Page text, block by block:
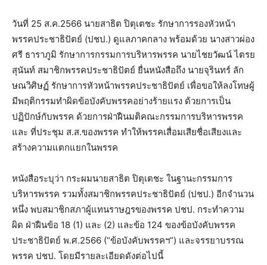
วันที่ 25 ส.ค.2566 นายสาธิต ปิตุเตชะ รักษาการรองหัวหน้า
พรรคประชาธิปัตย์ (ปชป.) ดูแลภาคกลาง พร้อมด้วย นางสาวผ่อง
ศรี ธาราภูมิ รักษาการกรรมการบริหารพรรค นายไชยวัฒน์ ไตรย
สุนันท์ สมาชิกพรรคประชาธิปัตย์ ยื่นหนังสือถึง นายจุรินทร์ ลัก
ษณวิศิษฏ์ รักษาการหัวหน้าพรรคประชาธิปัตย์ เพื่อขอให้ลงโทษผู้
มีพฤติกรรมทำผิดข้อบังคับพรรคอย่างร้ายแรง ด้วยการเป็น
ปฏิปักษ์กับพรรค ด้วยการฝ่าฝืนมติคณะกรรมการบริหารพรรค
และ ที่ประชุม ส.ส.ของพรรค ทำให้พรรคเสื่อมเสียชื่อเสียงและ
สร้างความแตกแยกในพรรค
หนังสือระบุว่า กระผมนายสาธิต ปิตุเตชะ ในฐานะกรรมการ
บริหารพรรค รวมทั้งสมาชิกพรรคประชาธิปัตย์ (ปชป.) อีกจำนวน
หนึ่ง พบสมาชิกสภาผู้แทนราษฎรของพรรค ปชป. กระทำความ
ผิด ฝ่าฝืนข้อ 18 (1) และ (2) และข้อ 124 ของข้อบังคับพรรค
ประชาธิปัตย์ พ.ศ.2566 (“ข้อบังคับพรรคฯ”) และจรรยาบรรณ
พรรค ปชป. โดยมีรายละเอียดดังต่อไปนี้